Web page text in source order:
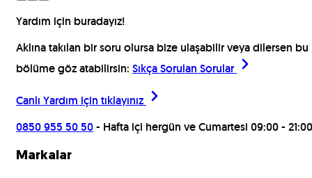
Yardım için buradayız!
Aklına takılan bir soru olursa bize ulaşabilir veya dilersen bu
bölüme göz atabilirsin: Sıkça Sorulan Sorular
Canlı Yardım için tıklayınız
0850 955 50 50- Hafta içi hergün ve Cumartesi 09:00 - 21:00
Markalar